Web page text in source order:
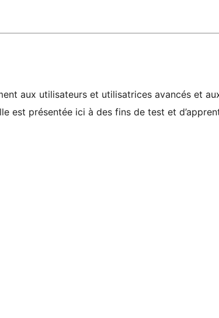
aux utilisateurs et utilisatrices avancés et
est présentée ici à des fins de test et